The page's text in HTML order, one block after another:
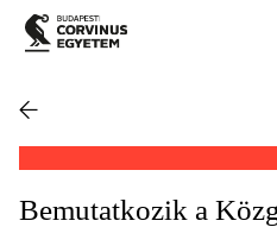
Bemutatkozik a